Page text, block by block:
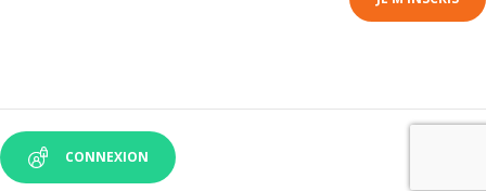
CONNEXION